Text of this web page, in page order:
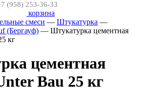
(958) 253-36-33
корзина
смеси — Штукатурка —
(Бергауф) — Штукатурка цементная
кг
цементная
Bau 25 кг